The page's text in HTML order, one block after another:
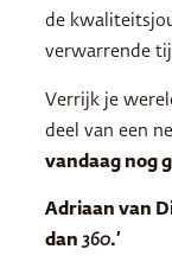
de
verwarrende
Verrijk je
deel van een
vandaag nog
Adriaan van
dan 360.’